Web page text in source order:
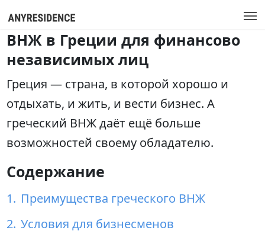
ВНЖ в Греции для финансово
независимых лиц
Греция — страна, в которой хорошо и
отдыхать, и жить, и вести бизнес. А
греческий ВНЖ даёт ещё больше
возможностей своему обладателю.
Содержание
Преимущества греческого ВНЖ
Условия для бизнесменов